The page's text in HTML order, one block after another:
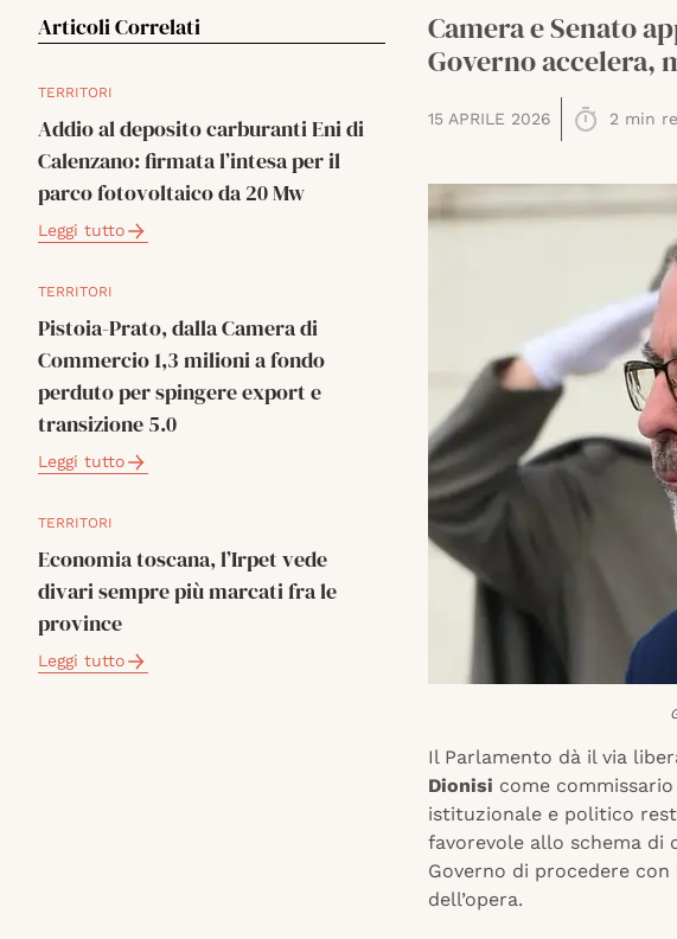
Articoli Correlati
TERRITORI
Addio al deposito carburanti Eni di
Calenzano: firmata l’intesa per il
parco fotovoltaico da 20 Mw
Leggi tutto
TERRITORI
Pistoia-Prato, dalla Camera di
Commercio 1,3 milioni a fondo
perduto per spingere export e
transizione 5.0
Leggi tutto
TERRITORI
Economia toscana, l’Irpet vede
divari sempre più marcati fra le
province
Leggi tutto
Camera e Senato
Governo accelera,
15 APRILE 2026 2 min
Il Parlamento dà il via
Dionisi come
istituzionale e politico
favorevole allo schema di
Governo di procedere
dell’opera.